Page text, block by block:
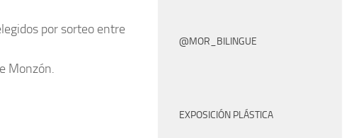
por sorteo entre
Monzón.
@MOR_BILINGUE
EXPOSICIÓN PLÁSTICA